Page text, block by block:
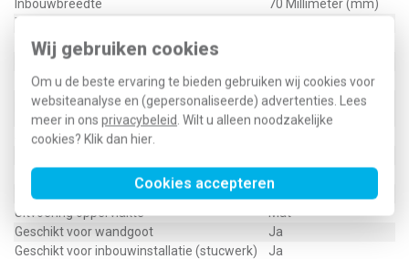
Wij gebruiken cookies
Om u de beste ervaring te bieden gebruiken wij cookies voor
websiteanalyse en (gepersonaliseerde) advertenties. Lees
meer in ons privacybeleid . Wilt u alleen noodzakelijke
cookies? Klik dan hier
Cookies accepteren
Inbouwbreedte
70 Millimeter (mm)
Tekstveld/beschrijvingsvlak
Materiaalkwaliteit
Materiaal
Bevestigingswijze
Overig
Montagerichting
Horizontaal en
verticaal
Slagvastheid
Geschikt voor vloerpot
Transparant
Nee
Uitvoering oppervlakte
Mat
Geschikt voor wandgoot
Ja
Geschikt voor inbouwinstallatie (stucwerk)
Ja